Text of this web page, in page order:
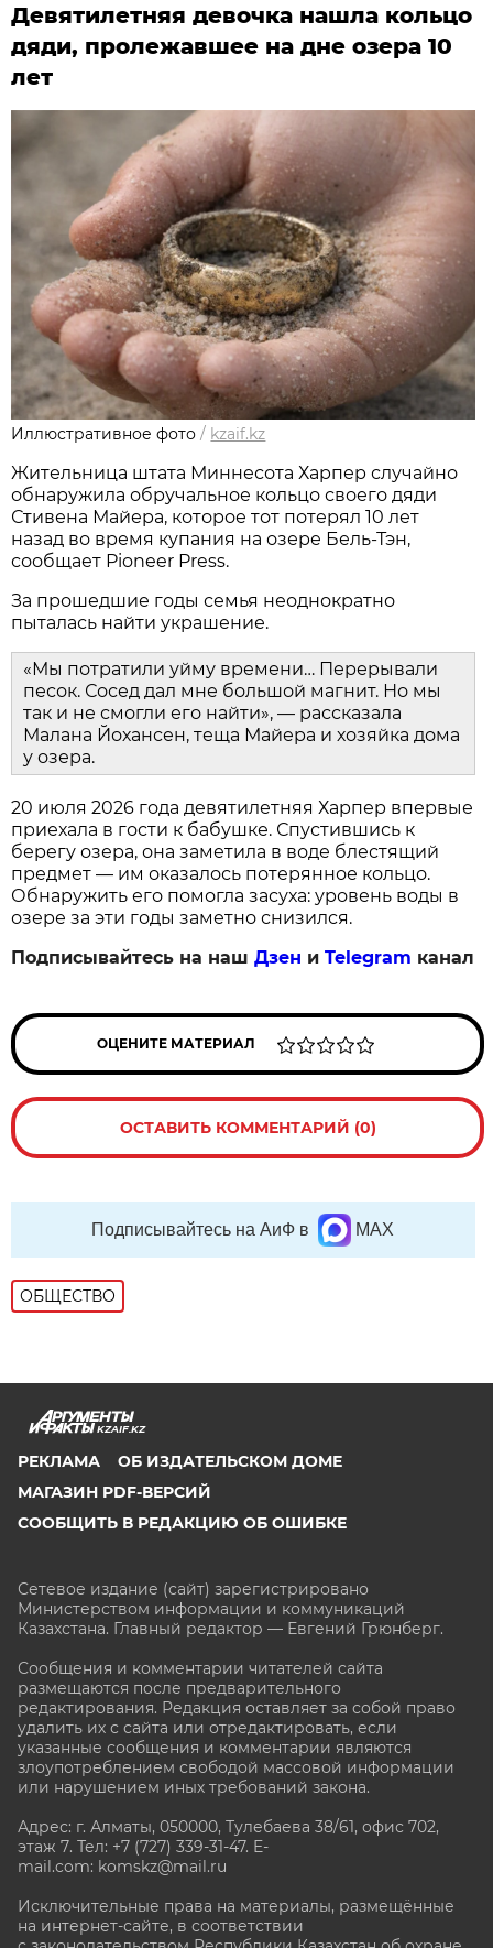
Девятилетняя девочка нашла кольцо
дяди, пролежавшее на дне озера 10
лет
Иллюстративное фото / kzaif.kz
Жительница штата Миннесота Харпер случайно
обнаружила обручальное кольцо своего дяди
Стивена Майера, которое тот потерял 10 лет
назад во время купания на озере Бель-Тэн,
сообщает Pioneer Press.
За прошедшие годы семья неоднократно
пыталась найти украшение.
«Мы потратили уйму времени… Перерывали
песок. Сосед дал мне большой магнит. Но мы
так и не смогли его найти», — рассказала
Малана Йохансен, теща Майера и хозяйка дома
у озера.
20 июля 2026 года девятилетняя Харпер впервые
приехала в гости к бабушке. Спустившись к
берегу озера, она заметила в воде блестящий
предмет — им оказалось потерянное кольцо.
Обнаружить его помогла засуха: уровень воды в
озере за эти годы заметно снизился.
Подписывайтесь на нашДзен иTelegram канал
ОЦЕНИТЕ МАТЕРИАЛ
ОСТАВИТЬ КОММЕНТАРИЙ (0)
Подписывайтесь на АиФ в MAX
ОБЩЕСТВО
KZAIF.KZ
РЕКЛАМА
ОБ ИЗДАТЕЛЬСКОМ ДОМЕ
МАГАЗИН PDF-ВЕРСИЙ
СООБЩИТЬ В РЕДАКЦИЮ ОБ ОШИБКЕ
Сетевое издание (сайт) зарегистрировано
Министерством информации и коммуникаций
Казахстана. Главный редактор — Евгений Грюнберг.
Сообщения и комментарии читателей сайта
размещаются после предварительного
редактирования. Редакция оставляет за собой право
удалить их с сайта или отредактировать, если
указанные сообщения и комментарии являются
злоупотреблением свободой массовой информации
или нарушением иных требований закона.
Адрес: г. Алматы, 050000, Тулебаева 38/61, офис 702,
этаж 7. Тел: +7 (727) 339-31-47. E-
mail.com: komskz@mail.ru
Исключительные права на материалы, размещённые
на интернет-сайте, в соответствии